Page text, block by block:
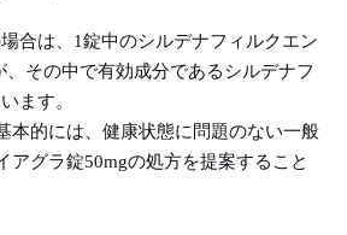
合は、1錠中のシルデナフィルクエン
、その中で有効成分であるシルデナフ
ます。
本的には、健康状態に問題のない一般
アグラ錠50mgの処方を提案すること